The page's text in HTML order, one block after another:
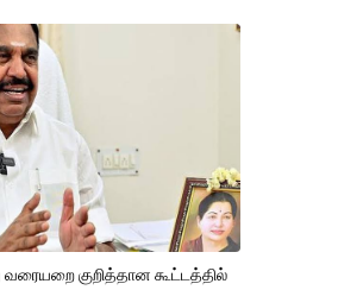
வரையறை குறித்தான கூட்டத்தில்